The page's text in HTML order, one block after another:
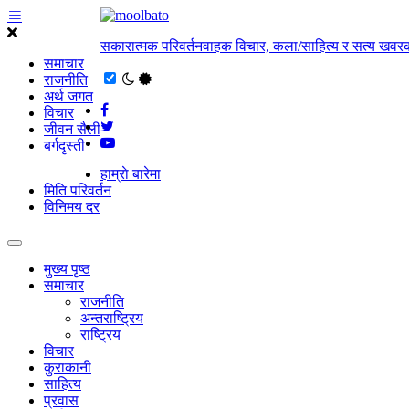
समाचार
राजनीति
अर्थ जगत
विचार
जीवन सैली
बर्गदृस्ती
सकारात्मक परिवर्तनवाहक विचार, कला/साहित्य र सत्य
हाम्राे बारेमा
मिति परिवर्तन
विनिमय दर
मुख्य पृष्ठ
समाचार
राजनीति
अन्तराष्ट्रिय
राष्ट्रिय
विचार
कुराकानी
साहित्य
प्रवास